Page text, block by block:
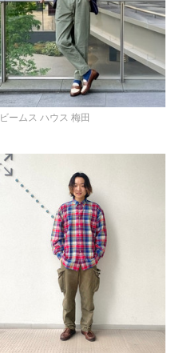
ビームス ハウス 梅田